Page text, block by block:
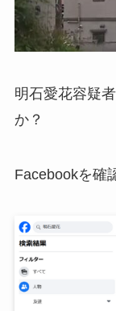
明石愛花容疑
か？
Facebookを確